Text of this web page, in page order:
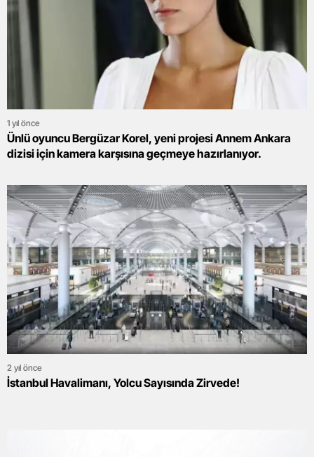
1 yıl önce
Ünlü oyuncu Bergüzar Korel, yeni projesi Annem Ankara
dizisi için kamera karşısına geçmeye hazırlanıyor.
2 yıl önce
İstanbul Havalimanı, Yolcu Sayısında Zirvede!